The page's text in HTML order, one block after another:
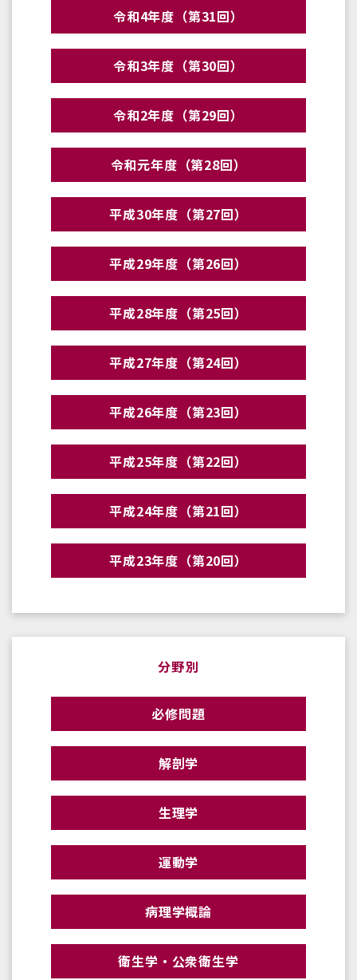
令和4年度（第31回）
令和3年度（第30回）
令和2年度（第29回）
令和元年度（第28回）
平成30年度（第27回）
平成29年度（第26回）
平成28年度（第25回）
平成27年度（第24回）
平成26年度（第23回）
平成25年度（第22回）
平成24年度（第21回）
平成23年度（第20回）
分野別
必修問題
解剖学
生理学
運動学
病理学概論
衛生学・公衆衛生学